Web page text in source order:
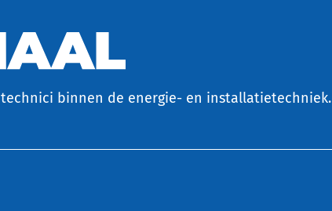
technici binnen de energie- en installatietechniek.